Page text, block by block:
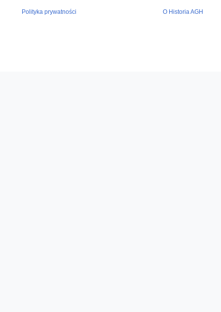
Polityka prywatności O Historia AGH